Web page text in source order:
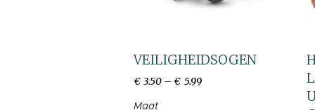
VEILIGHEIDSOGEN
€ 3.50 –€ 5.99
Maat